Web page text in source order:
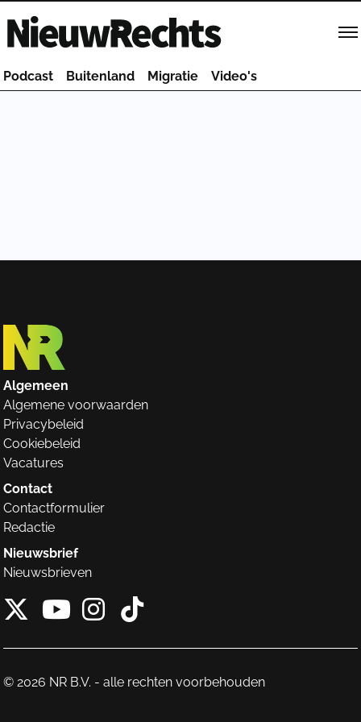
Homepage van NieuwRechts
Podcast Buitenland Migratie Video's
Algemeen
Algemene voorwaarden
Privacybeleid
Cookiebeleid
Vacatures
Contact
Contactformulier
Redactie
Nieuwsbrief
Nieuwsbrieven
X van NieuwRechts
Instagram van
Tiktok van
© 2026 NR B.V. - alle rechten voorbehouden